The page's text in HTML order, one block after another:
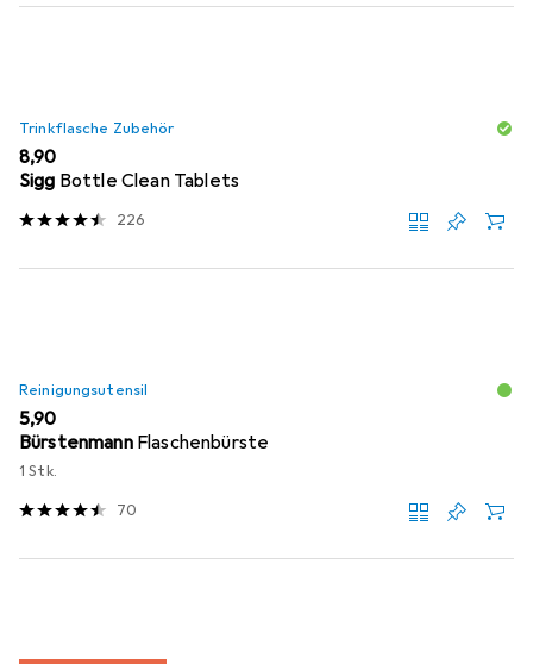
Trinkflasche Zubehör
EUR
8,90
Sigg Bottle Clean Tablets
226
Reinigungsutensil
EUR
5,90
Bürstenmann Flaschenbürste
1 Stk.
70